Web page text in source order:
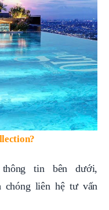
tin bên dưới,
chóng liên hệ tư vấn